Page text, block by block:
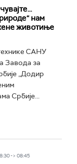
нам
животиње
САНУ
Завода за
„Додир
Србије...
-> 08:45